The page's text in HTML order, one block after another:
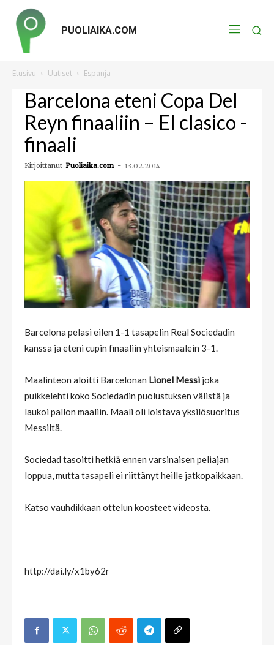
PUOLIAIKA.COM
Etusivu Uutiset Espanja
Barcelona eteni Copa Del
Reyn finaaliin – El clasico -
finaali
Kirjoittanut Puoliaika.com - 13.02.2014
Barcelona pelasi eilen 1-1 tasapelin Real Sociedadin
kanssa ja eteni cupin finaaliin yhteismaalein 3-1.
Maalinteon aloitti Barcelonan Lionel Messi joka
puikkelehti koko Sociedadin puolustuksen välistä ja
laukoi pallon maaliin. Maali oli loistava yksilösuoritus
Messiltä.
Sociedad tasoitti hetkiä ennen varsinaisen peliajan
loppua, mutta tasapeli ei riittänyt heille jatkopaikkaan.
Katso vauhdikkaan ottelun koosteet videosta.
http://dai.ly/x1by62r